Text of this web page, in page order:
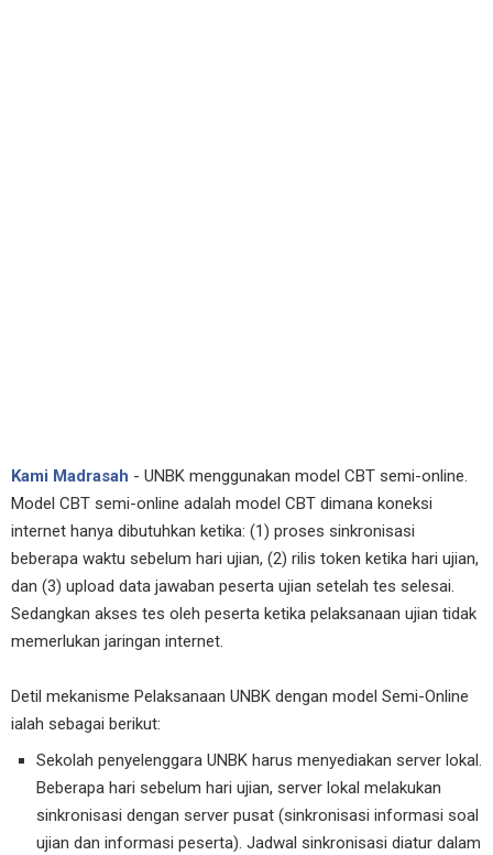
Kami Madrasah - UNBK menggunakan model CBT semi-online.
Model CBT semi-online adalah model CBT dimana koneksi
internet hanya dibutuhkan ketika: (1) proses sinkronisasi
beberapa waktu sebelum hari ujian, (2) rilis token ketika hari ujian,
dan (3) upload data jawaban peserta ujian setelah tes selesai.
Sedangkan akses tes oleh peserta ketika pelaksanaan ujian tidak
memerlukan jaringan internet.
Detil mekanisme Pelaksanaan UNBK dengan model Semi-Online
ialah sebagai berikut:
Sekolah penyelenggara UNBK harus menyediakan server lokal.
Beberapa hari sebelum hari ujian, server lokal melakukan
sinkronisasi dengan server pusat (sinkronisasi informasi soal
ujian dan informasi peserta). Jadwal sinkronisasi diatur dalam